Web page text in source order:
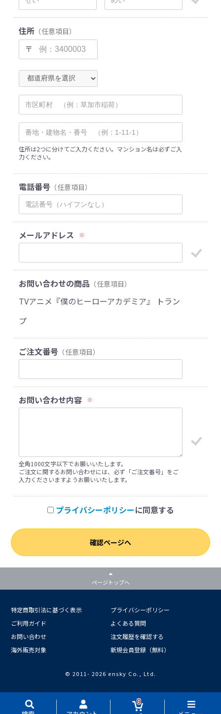
住所 （任意項目）
〒
住所は2つに分けてご入力ください。マンション名は必ずご入
力ください。
電話番号 （任意項目）
メールアドレス ※
お問い合わせの商品 （任意項目）
TVアニメ『僕のヒーローアカデミア』 トラン
プ
ご注文番号 （任意項目）
お問い合わせ内容 ※
全角1000文字以下でお願いいたします。
ご注文に関するお問い合わせには、必ず「ご注文番号」をご
入力くださいますようお願いいたします。
プライバシーポリシーに同意する
確認ページへ
0
ページトップへ
特定商取引法に基づく表示
プライバシーポリシー
ご利用ガイド
よくある質問
お問い合わせ
注文履歴を確認する
海外販売対象
新規会員登録（無料）
© 2011- 2026 ensky Co., Ltd.